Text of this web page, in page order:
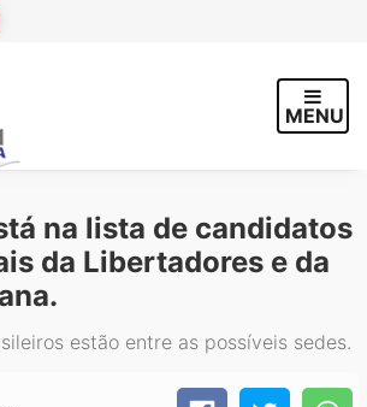
MENU
na lista de candidatos
da Libertadores e da
estão entre as possíveis sedes.